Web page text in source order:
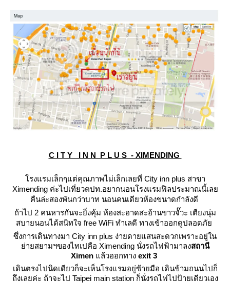
C I T Y I N N P L U S - XIMENDING
รงแรมเล็กๆแต่คุณภาพไม่เล็กเลยที่ City inn plus สาขา
Ximending ค่ะไปเที่ยวตปท.อยากนอนโรงแรมฟิลประมาณนี้เล
คืนล่ะสองพันกว่าบาท นอนคนเดียวห้องขนาดกำลังดี
ถ้าไป 2 คนหารกันจะยิ่งคุ้ม ห้องสะอาดสะอ้านขาวจั๊วะ เตียงนุ่ม
สบายนอนได้สนิทใจ free WiFi ทำเลดี ทางเข้าออกดูปลอดภั
ซึ่งการเดินทางมา City inn plus ง่ายดายแสนสะดวกเพราะอยู่ใน
่ายสยามฯของไทเปคือ Ximending นั่งรถไฟฟ้ามาลงสถานี
Ximen ล้วออกทาง exit 3
เดินตรงไปนิดเดียวก็จะเห็นโรงแรมอยู่ซ้ายมือ เดินข้ามถนนไปก็
ถึงเลยค่ะ ถ้าจะไป Taipei main station ก็นั่งรถไฟไปป้ายเดียวเอง